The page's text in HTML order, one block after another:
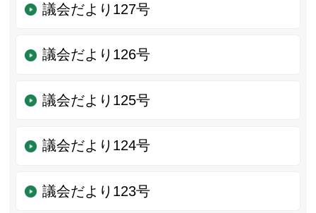
議会だより127号
議会だより126号
議会だより125号
議会だより124号
議会だより123号